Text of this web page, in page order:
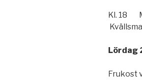
Kl. 18
Frukost